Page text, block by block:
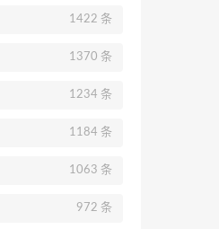
1422 条
1370 条
1234 条
1184 条
1063 条
972 条